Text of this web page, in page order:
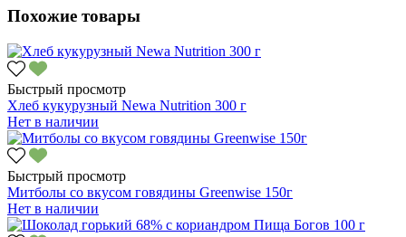
Похожие товары
Быстрый просмотр
Хлеб кукурузный Newa Nutrition 300 г
Нет в наличии
Быстрый просмотр
Митболы со вкусом говядины Greenwise 150г
Нет в наличии